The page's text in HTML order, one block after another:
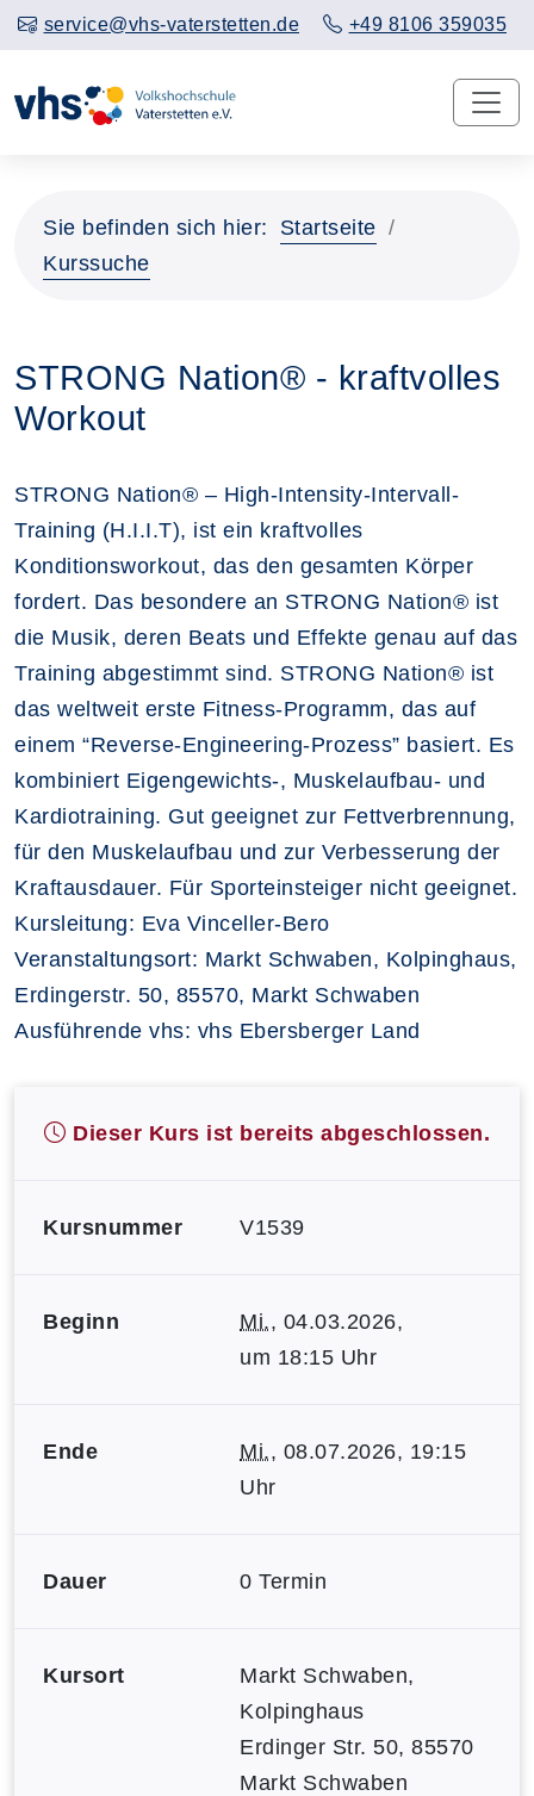
service@vhs-vaterstetten.de +49 8106 359035
Sie befinden sich hier:
Startseite
Kurssuche
STRONG Nation® - kraftvolles
Workout
STRONG Nation® – High-Intensity-Intervall-
Training (H.I.I.T), ist ein kraftvolles
Konditionsworkout, das den gesamten Körper
fordert. Das besondere an STRONG Nation® ist
die Musik, deren Beats und Effekte genau auf das
Training abgestimmt sind. STRONG Nation® ist
das weltweit erste Fitness-Programm, das auf
einem “Reverse-Engineering-Prozess” basiert. Es
kombiniert Eigengewichts-, Muskelaufbau- und
Kardiotraining. Gut geeignet zur Fettverbrennung,
für den Muskelaufbau und zur Verbesserung der
Kraftausdauer. Für Sporteinsteiger nicht geeignet.
Kursleitung: Eva Vinceller-Bero
Veranstaltungsort: Markt Schwaben, Kolpinghaus,
Erdingerstr. 50, 85570, Markt Schwaben
Ausführende vhs: vhs Ebersberger Land
Dieser Kurs ist bereits abgeschlossen.
Kursnummer V1539
Beginn Mi., 04.03.2026,
um 18:15 Uhr
Ende Mi., 08.07.2026, 19:15
Uhr
Dauer 0 Termin
Kursort
Markt Schwaben,
Kolpinghaus
Erdinger Str. 50, 85570
Markt Schwaben